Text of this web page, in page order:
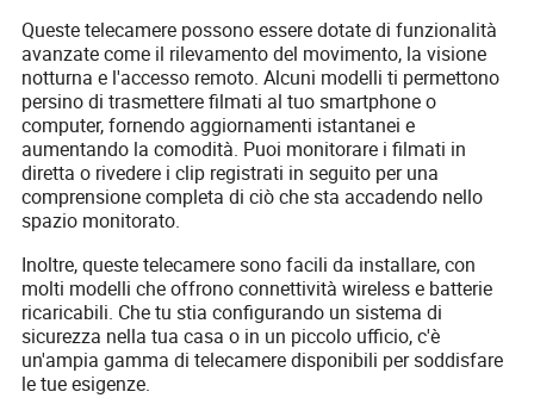
Queste telecamere possono essere dotate di funzionalità
avanzate come il rilevamento del movimento, la visione
notturna e l'accesso remoto. Alcuni modelli ti permettono
persino di trasmettere filmati al tuo smartphone o
computer, fornendo aggiornamenti istantanei e
aumentando la comodità. Puoi monitorare i filmati in
diretta o rivedere i clip registrati in seguito per una
comprensione completa di ciò che sta accadendo nello
spazio monitorato.
Inoltre, queste telecamere sono facili da installare, con
molti modelli che offrono connettività wireless e batterie
ricaricabili. Che tu stia configurando un sistema di
sicurezza nella tua casa o in un piccolo ufficio, c'è
un'ampia gamma di telecamere disponibili per soddisfare
le tue esigenze.